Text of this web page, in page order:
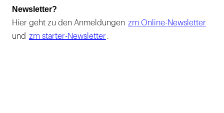
Newsletter?
Hier geht zu den Anmeldungen zm Online-Newsletter
und zm starter-Newsletter .